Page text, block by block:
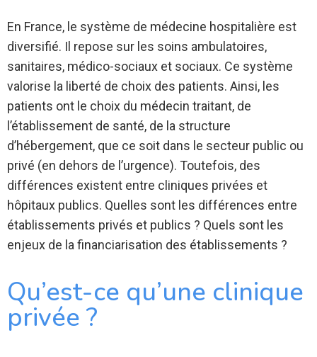
En France, le système de médecine hospitalière est
diversifié. Il repose sur les soins ambulatoires,
sanitaires, médico-sociaux et sociaux. Ce système
valorise la liberté de choix des patients. Ainsi, les
patients ont le choix du médecin traitant, de
l’établissement de santé, de la structure
d’hébergement, que ce soit dans le secteur public ou
privé (en dehors de l’urgence). Toutefois, des
différences existent entre cliniques privées et
hôpitaux publics. Quelles sont les différences entre
établissements privés et publics ? Quels sont les
enjeux de la financiarisation des établissements ?
Qu’est-ce qu’une clinique
privée ?